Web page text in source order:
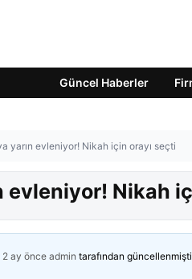
Güncel Haberler
yarın evleniyor! Nikah için orayı seçti
evleniyor! Nikah
2 ay önce admin tarafından